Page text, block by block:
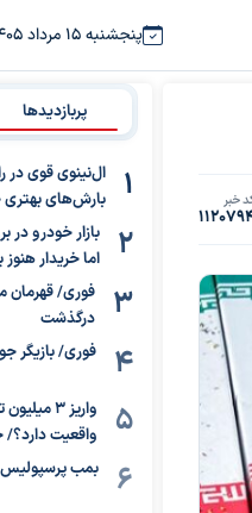
پنجشنبه ۱۵ مرداد ۱۴۰۵
خبر
پربازدیدها
ال‌نینوی قوی در
بارش‌های
بازار خودرو
اما خریدار
فوری/ قهرمان
درگذشت
فوری/ بازیگر
واریز ۳
واقعیت دارد؟/
بمب